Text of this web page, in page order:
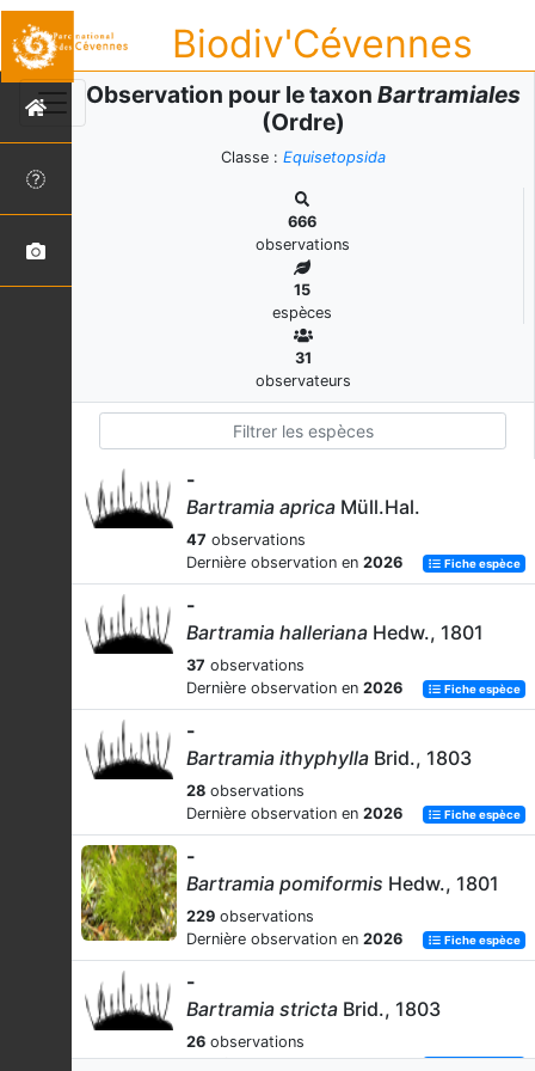
Biodiv'Cévennes
Observation pour le taxon Bartramiales
(Ordre)
Classe : Equisetopsida
666
observations
15
espèces
31
observateurs
-
Bartramia aprica Müll.Hal.
47 observations
Dernière observation en 2026 Fiche espèce
-
Bartramia halleriana Hedw., 1801
37 observations
Dernière observation en 2026 Fiche espèce
-
Bartramia ithyphylla Brid., 1803
28 observations
Dernière observation en 2026 Fiche espèce
-
Bartramia pomiformis Hedw., 1801
229 observations
Dernière observation en 2026 Fiche espèce
-
Bartramia stricta Brid., 1803
26 observations
Dernière observation en2022